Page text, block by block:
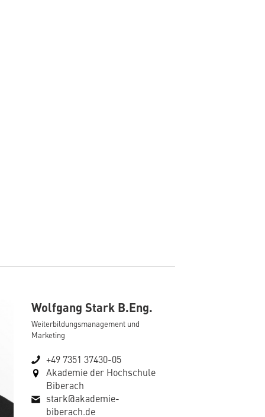
Wolfgang Stark B.Eng.
Weiterbildungsmanagement und
Marketing
+49 7351 37430-05
Akademie der Hochschule
Biberach
stark@akademie-
biberach.de